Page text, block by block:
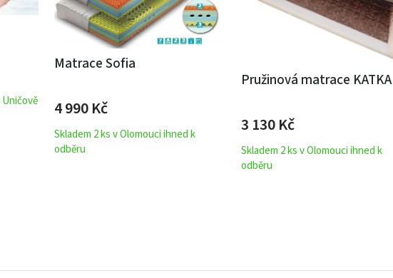
Matrace Sofia
4 990Kč
Skladem 2 ks v Olomouci ihned k
odběru
Pružinová matrace KATKA
3 130Kč
Skladem 2 ks v Olomouci ihned k
odběru